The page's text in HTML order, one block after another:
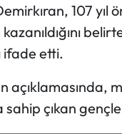
107 yıl
kazanıldığını
ifade etti.
açıklamasında,
sahip çıkan